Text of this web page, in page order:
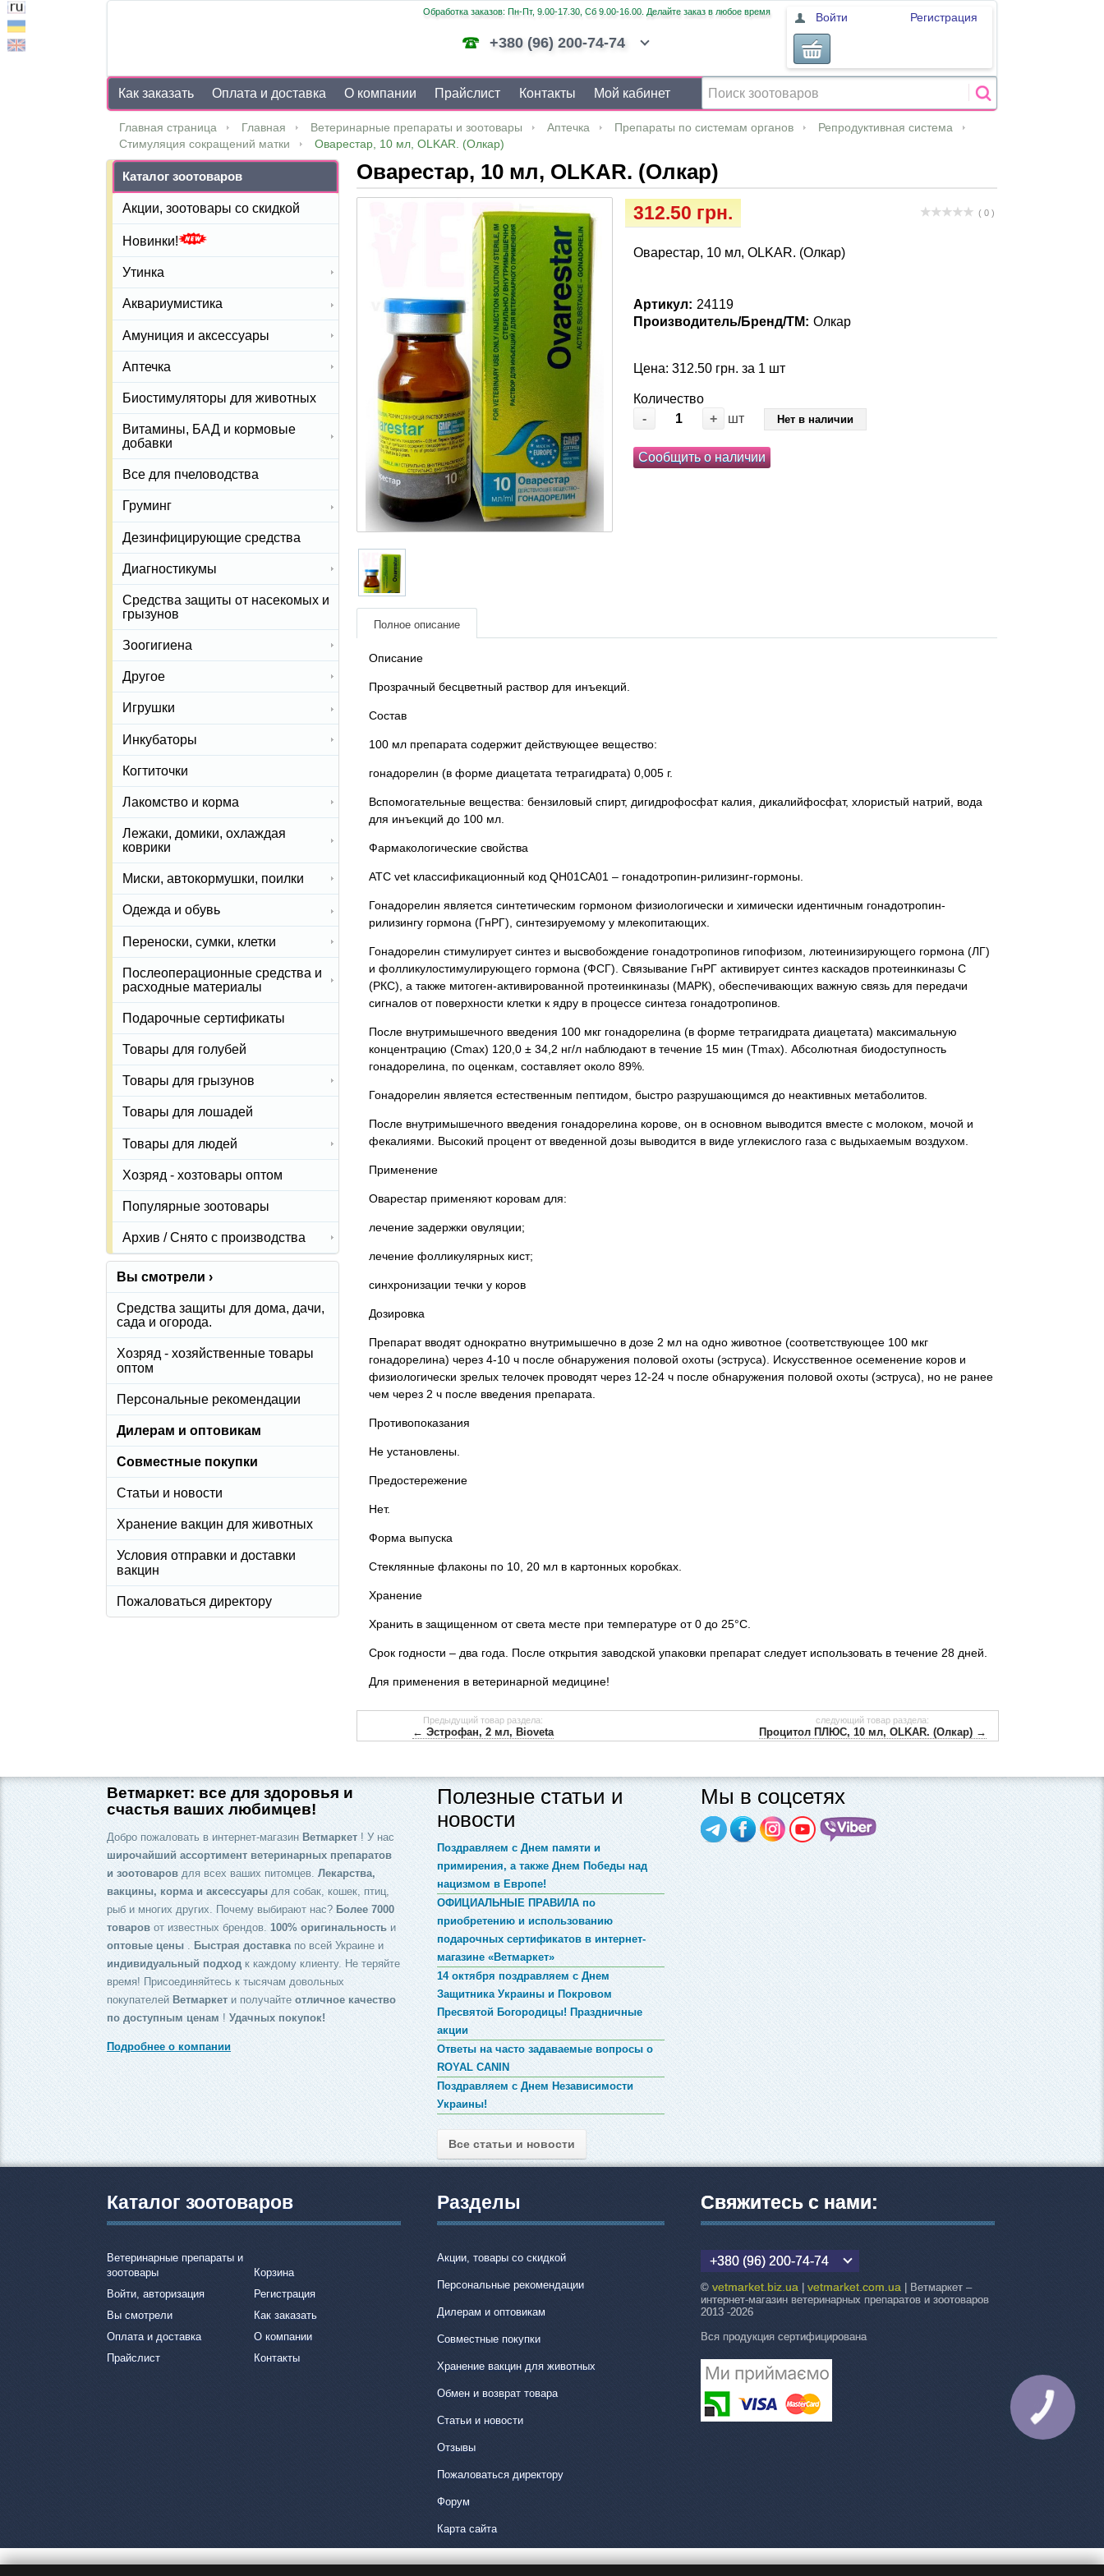
Обработка заказов: Пн-Пт, 9.00-17.30, Сб 9.00-16.00. Делайте заказ в любое время
+380 (96) 200-74-74
Войти Регистрация
Как заказать Оплата и доставка О компании Прайслист Контакты Мой кабинет
Главная страница Главная Ветеринарные препараты и зоотовары Аптечка Препараты по системам органов
Репродуктивная система
Стимуляция сокращений матки
Оварестар, 10 мл, OLKAR. (Олкар)
Оварестар, 10 мл, OLKAR. (Олкар)
( 0 )
312.50 грн.
Оварестар, 10 мл, OLKAR. (Олкар)
Артикул: 24119
Производитель/Бренд/ТМ: Олкар
Цена: 312.50 грн. за 1 шт
Количество
-
+ шт Нет в наличии
Сообщить о наличии
Полное описание
Описание
Прозрачный бесцветный раствор для инъекций.
Состав
100 мл препарата содержит действующее вещество:
гонадорелин (в форме диацетата тетрагидрата) 0,005 г.
Вспомогательные вещества: бензиловый спирт, дигидрофосфат калия, дикалийфосфат, хлористый натрий, вода
для инъекций до 100 мл.
Фармакологические свойства
АТС vet классификационный код QH01CA01 – гонадотропин-рилизинг-гормоны.
Гонадорелин является синтетическим гормоном физиологически и химически идентичным гонадотропин-
рилизингу гормона (ГнРГ), синтезируемому у млекопитающих.
Гонадорелин стимулирует синтез и высвобождение гонадотропинов гипофизом, лютеинизирующего гормона (ЛГ)
и фолликулостимулирующего гормона (ФСГ). Связывание ГнРГ активирует синтез каскадов протеинкиназы С
(РКС), а также митоген-активированной протеинкиназы (МАРК), обеспечивающих важную связь для передачи
сигналов от поверхности клетки к ядру в процессе синтеза гонадотропинов.
После внутримышечного введения 100 мкг гонадорелина (в форме тетрагидрата диацетата) максимальную
концентрацию (Cmax) 120,0 ± 34,2 нг/л наблюдают в течение 15 мин (Tmax). Абсолютная биодоступность
гонадорелина, по оценкам, составляет около 89%.
Гонадорелин является естественным пептидом, быстро разрушающимся до неактивных метаболитов.
После внутримышечного введения гонадорелина корове, он в основном выводится вместе с молоком, мочой и
фекалиями. Высокий процент от введенной дозы выводится в виде углекислого газа с выдыхаемым воздухом.
Применение
Оварестар применяют коровам для:
лечение задержки овуляции;
лечение фолликулярных кист;
синхронизации течки у коров
Дозировка
Препарат вводят однократно внутримышечно в дозе 2 мл на одно животное (соответствующее 100 мкг
гонадорелина) через 4-10 ч после обнаружения половой охоты (эструса). Искусственное осеменение коров и
физиологически зрелых телочек проводят через 12-24 ч после обнаружения половой охоты (эструса), но не ранее
чем через 2 ч после введения препарата.
Противопоказания
Не установлены.
Предостережение
Нет.
Форма выпуска
Стеклянные флаконы по 10, 20 мл в картонных коробках.
Хранение
Хранить в защищенном от света месте при температуре от 0 до 25°С.
Срок годности – два года. После открытия заводской упаковки препарат следует использовать в течение 28 дней.
Для применения в ветеринарной медицине!
Предыдущий товар раздела:
← Эстрофан, 2 мл, Bioveta
следующий товар раздела:
Процитол ПЛЮС, 10 мл, OLKAR. (Олкар) →
Каталог зоотоваров
Акции, зоотовары со скидкой
Новинки!
Утинка
Аквариумистика
Амуниция и аксессуары
Аптечка
Биостимуляторы для животных
Витамины, БАД и кормовые
добавки
Все для пчеловодства
Груминг
Дезинфицирующие средства
Диагностикумы
Средства защиты от насекомых и
грызунов
Зоогигиена
Другое
Игрушки
Инкубаторы
Когтиточки
Лакомство и корма
Лежаки, домики, охлаждая
коврики
Миски, автокормушки, поилки
Одежда и обувь
Переноски, сумки, клетки
Послеоперационные средства и
расходные материалы
Подарочные сертификаты
Товары для голубей
Товары для грызунов
Товары для лошадей
Товары для людей
Хозряд - хозтовары оптом
Популярные зоотовары
Архив / Снято с производства
Вы смотрели ›
Средства защиты для дома, дачи,
сада и огорода.
Хозряд - хозяйственные товары
оптом
Персональные рекомендации
Дилерам и оптовикам
Совместные покупки
Статьи и новости
Хранение вакцин для животных
Условия отправки и доставки
вакцин
Пожаловаться директору
Ветмаркет: все для здоровья и
счастья ваших любимцев!
Добро пожаловать в интернет-магазин Ветмаркет ! У нас
широчайший ассортимент ветеринарных препаратов
и зоотоваров для всех ваших питомцев. Лекарства,
вакцины, корма и аксессуары для собак, кошек, птиц,
рыб и многих других. Почему выбирают нас? Более 7000
товаров от известных брендов.100% оригинальность и
оптовые цены . Быстрая доставкапо всей Украине и
индивидуальный подход к каждому клиенту. Не теряйте
время! Присоединяйтесь к тысячам довольных
покупателей Ветмаркет и получайте отличное качество
по доступным ценам ! Удачных покупок!
Подробнее о компании
Полезные статьи и
новости
Поздравляем с Днем памяти и
примирения, а также Днем Победы над
нацизмом в Европе!
ОФИЦИАЛЬНЫЕ ПРАВИЛА по
приобретению и использованию
подарочных сертификатов в интернет-
магазине «Ветмаркет»
14 октября поздравляем с Днем
Защитника Украины и Покровом
Пресвятой Богородицы! Праздничные
акции
Ответы на часто задаваемые вопросы о
ROYAL CANIN
Поздравляем с Днем Независимости
Украины!
Все статьи и новости
Мы в соцсетях
Каталог зоотоваров
Ветеринарные препараты и
зоотовары
Корзина
Войти, авторизация
Регистрация
Вы смотрели
Как заказать
Оплата и доставка
О компании
Прайслист
Контакты
Разделы
Акции, товары со скидкой
Персональные рекомендации
Дилерам и оптовикам
Совместные покупки
Хранение вакцин для животных
Обмен и возврат товара
Статьи и новости
Отзывы
Пожаловаться директору
Форум
Карта сайта
Свяжитесь с нами:
+380 (96) 200-74-74
©vetmarket.biz.ua |vetmarket.com.ua | Ветмаркет –
интернет-магазин ветеринарных препаратов и зоотоваров
2013 -2026
Вся продукция сертифицирована
КНОПКА
СВЯЗИ